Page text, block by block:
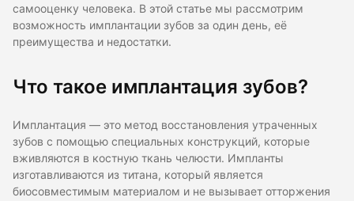
самооценку человека. В этой статье мы рассмотрим
возможность имплантации зубов за один день, её
преимущества и недостатки.
Что такое имплантация зубов?
Имплантация — это метод восстановления утраченных
зубов с помощью специальных конструкций, которые
вживляются в костную ткань челюсти. Импланты
изготавливаются из титана, который является
биосовместимым материалом и не вызывает отторжения